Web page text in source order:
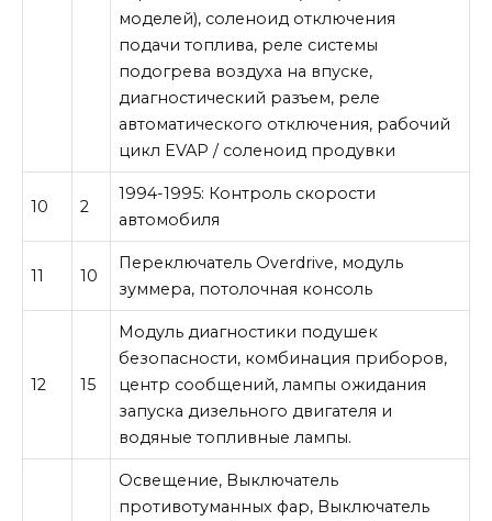
моделей), соленоид отключения
подачи топлива, реле системы
подогрева воздуха на впуске,
диагностический разъем, реле
автоматического отключения, рабочий
цикл EVAP / соленоид продувки
10 2
1994-1995: Контроль скорости
автомобиля
11 10
Переключатель Overdrive, модуль
зуммера, потолочная консоль
12 15
Модуль диагностики подушек
безопасности, комбинация приборов,
центр сообщений, лампы ожидания
запуска дизельного двигателя и
водяные топливные лампы.
Освещение, Выключатель
противотуманных фар, Выключатель